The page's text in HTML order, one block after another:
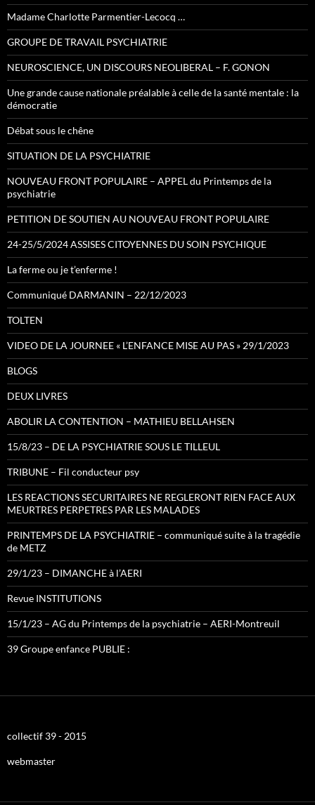
Madame Charlotte Parmentier-Lecocq …
GROUPE DE TRAVAIL PSYCHIATRIE
NEUROSCIENCE, UN DISCOURS NEOLIBERAL – F. GONON
Une grande cause nationale préalable à celle de la santé mentale : la
démocratie
Débat sous le chêne
SITUATION DE LA PSYCHIATRIE
NOUVEAU FRONT POPULAIRE – APPEL du Printemps de la
psychiatrie
PETITION DE SOUTIEN AU NOUVEAU FRONT POPULAIRE
24-25/5/2024 ASSISES CITOYENNES DU SOIN PSYCHIQUE
La ferme ou je t’enferme !
Communiqué DARMANIN – 22/12/2023
TOLTEN
VIDEO DE LA JOURNEE « L’ENFANCE MISE AU PAS » 29/1/2023
BLOGS
DEUX LIVRES
ABOLIR LA CONTENTION – MATHIEU BELLAHSEN
15/8/23 – DE LA PSYCHIATRIE SOUS LE TILLEUL
TRIBUNE – Fil conducteur psy
LES REACTIONS SECURITAIRES NE REGLERONT RIEN FACE AUX
MEURTRES PERPETRES PAR LES MALADES
PRINTEMPS DE LA PSYCHIATRIE – communiqué suite à la tragédie
de METZ
29/1/23 – DIMANCHE à l’AERI
Revue INSTITUTIONS
15/1/23 – AG du Printemps de la psychiatrie – AERI-Montreuil
39 Groupe enfance PUBLIE :
collectif 39 - 2015
webmaster